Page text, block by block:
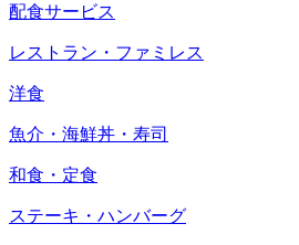
配食サービス
レストラン・ファミレス
洋食
魚介・海鮮丼・寿司
和食・定食
ステーキ・ハンバーグ